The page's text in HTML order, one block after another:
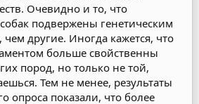
Очевидно и то, что
подвержены генетическим
другие. Иногда кажется, что
больше свойственны
пород, но только не той,
Тем не менее, результаты
опроса показали, что более